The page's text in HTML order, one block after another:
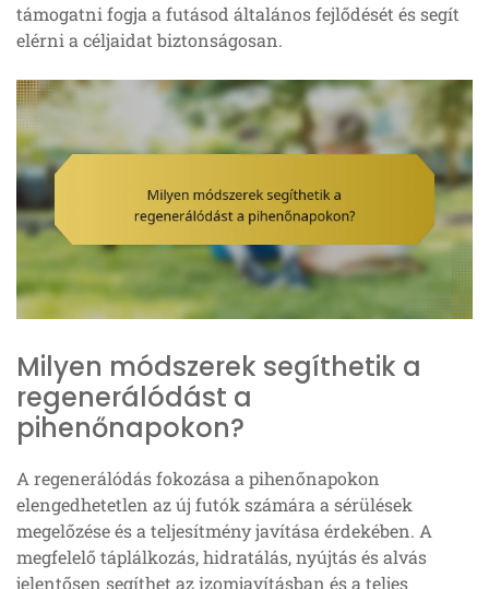
támogatni fogja a futásod általános fejlődését és segít
elérni a céljaidat biztonságosan.
Milyen módszerek segíthetik a
regenerálódást a
pihenőnapokon?
A regenerálódás fokozása a pihenőnapokon
elengedhetetlen az új futók számára a sérülések
megelőzése és a teljesítmény javítása érdekében. A
megfelelő táplálkozás, hidratálás, nyújtás és alvás
jelentősen segíthet az izomjavításban és a teljes